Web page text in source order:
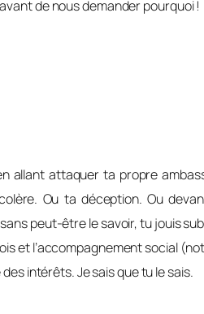
de nous demander pourquoi !
attaquer ta propre
Ou ta déception. Ou
peut-être le savoir, tu jouis
et l’accompagnement social
des intérêts. Je sais que tu le sais.